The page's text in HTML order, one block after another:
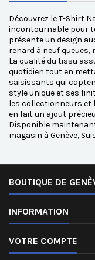
Découvrez le T-Shirt
incontournable pour
présente un design
renard à neuf
La qualité du tissu
quotidien tout en
saisissants qui
style unique et ses
les collectionneurs et
en fait un ajout
Disponible
magasin à Genève,
BOUTIQUE DE
INFORMATION
VOTRE COMPTE